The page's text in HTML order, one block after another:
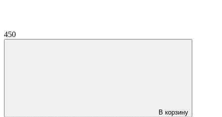
450
В корзину